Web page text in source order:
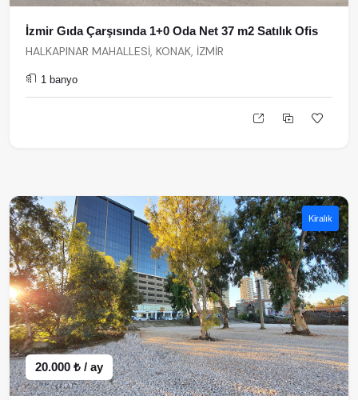
İzmir Gıda Çarşısında 1+0 Oda Net 37 m2 Satılık Ofis
HALKAPINAR MAHALLESİ, KONAK, İZMİR
1 banyo
Kiralık
20.000 ₺ / ay